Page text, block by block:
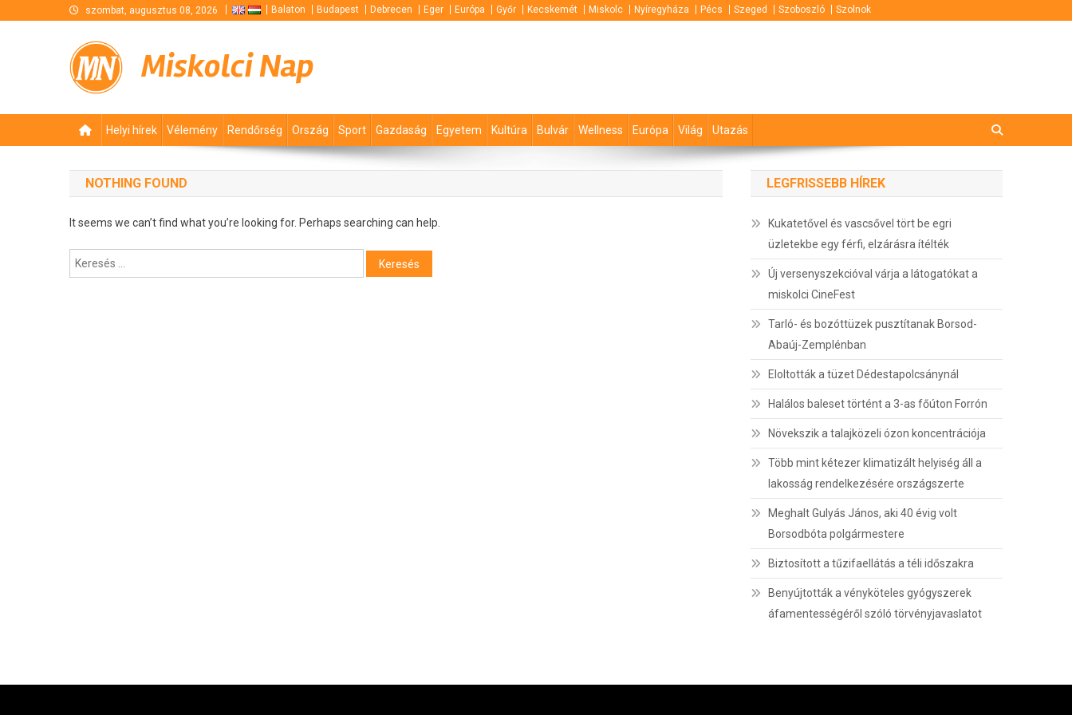
szombat, augusztus 08, 2026 Balaton Budapest Debrecen Eger Európa Győr Kecskemét Miskolc Nyíregyháza Pécs Szeged Szoboszló Szolnok
Miskolci Nap
Helyi hírek Vélemény Rendőrség Ország Sport Gazdaság Egyetem Kultúra Bulvár Wellness Európa Világ Utazás
NOTHING FOUND
It seems we can’t find what you’re looking for. Perhaps searching can help.
Keresés:
LEGFRISSEBB HÍREK
Kukatetővel és vascsővel tört be egri
üzletekbe egy férfi, elzárásra ítélték
Új versenyszekcióval várja a látogatókat a
miskolci CineFest
Tarló- és bozóttüzek pusztítanak Borsod-
Abaúj-Zemplénban
Eloltották a tüzet Dédestapolcsánynál
Halálos baleset történt a 3-as főúton Forrón
Növekszik a talajközeli ózon koncentrációja
Több mint kétezer klimatizált helyiség áll a
lakosság rendelkezésére országszerte
Meghalt Gulyás János, aki 40 évig volt
Borsodbóta polgármestere
Biztosított a tűzifaellátás a téli időszakra
Benyújtották a vényköteles gyógyszerek
áfamentességéről szóló törvényjavaslatot